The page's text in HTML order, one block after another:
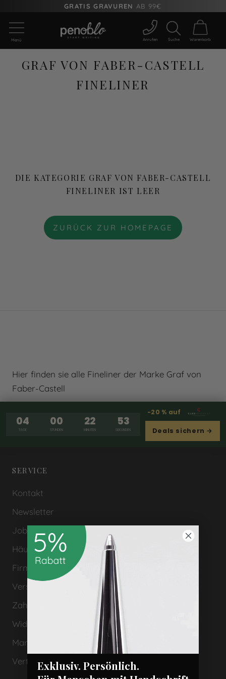
GRATIS GRAVUREN AB 99€
Menü Anrufen Suche Warenkorb
GRAF VON FABER-CASTELL
FINELINER
DIE KATEGORIE GRAF VON FABER-CASTELL
FINELINER IST LEER
ZURÜCK ZUR HOMEPAGE
Hier finden sie alle Fineliner der Marke Graf von
Faber-Castell
04
TAGE
00
STUNDEN
22
MINUTEN
53
SEKUNDEN
-20 % auf
Deals sichern →
SERVICE
Kontakt
Newsletter
Jobs bei Penoblo
Häufige Fragen (FAQs)
Firmenkunden & Geschenke
Versand
Zahlungsarten
Widerrufsrecht
Marken Garantien
Vertrag widerrufen
Exklusiv. Persönlich.